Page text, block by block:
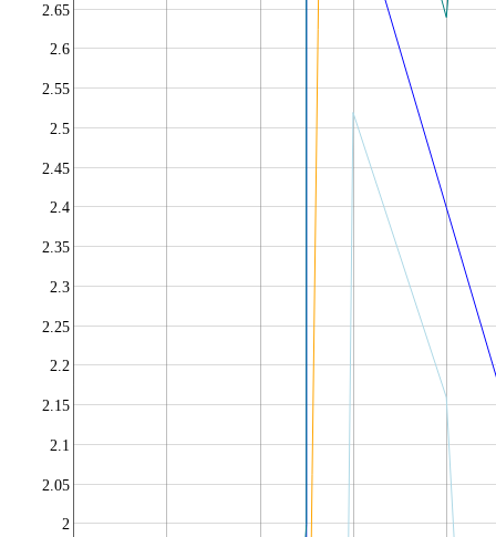
2
2.05
2.1
2.15
2.2
2.25
2.3
2.35
2.4
2.45
2.5
2.55
2.6
2.65